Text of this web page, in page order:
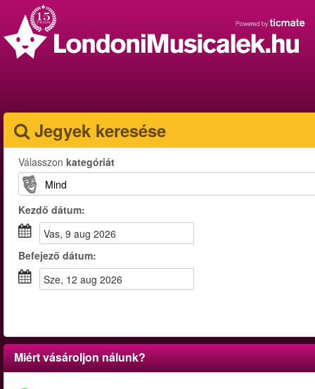
Jegyek keresése
Válasszon kategóriát
Kezdő dátum:
vas, 9 aug 2026
Befejező dátum:
sze, 12 aug 2026
Miért vásároljon nálunk?